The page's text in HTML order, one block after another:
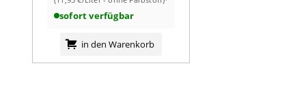
ihren eigenen Traum leben, statt nur davon zu träumen.
sofort verfügbar
in den Warenkorb